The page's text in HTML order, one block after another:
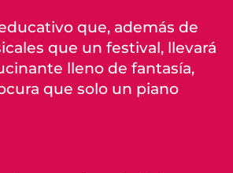
que, además de
que un festival, llevará
lleno de fantasía,
que solo un piano